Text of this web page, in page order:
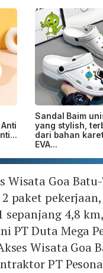
Sandal Baim
yang stylish,
dari bahan
EVA...
Wisata Goa
paket
sepanjang 4,8
PT Duta Mega
Wisata Goa
PT